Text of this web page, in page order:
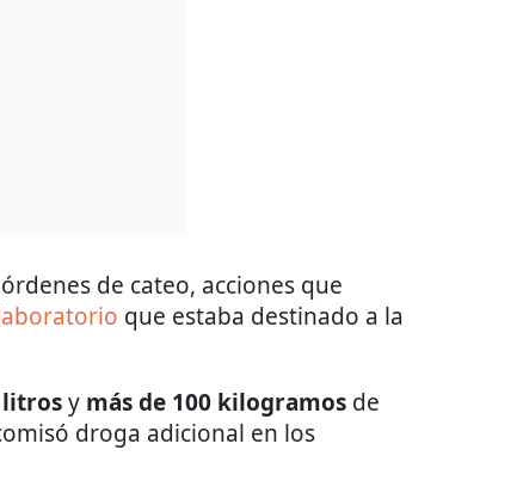
de cateo, acciones que
que estaba destinado a la
litrosy más de 100 kilogramos de
droga adicional en los